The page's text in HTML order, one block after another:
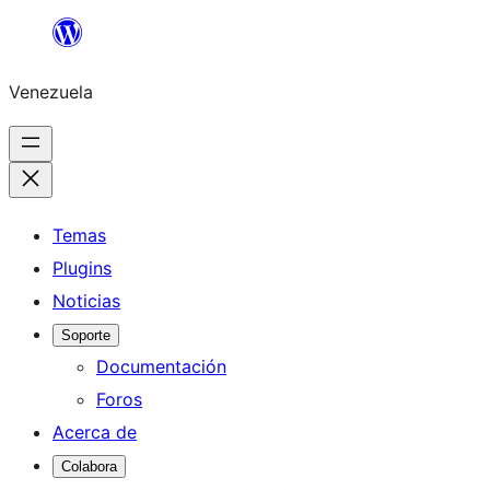
Saltar
contenido
Venezuela
Temas
Plugins
Noticias
Soporte
Documentación
Foros
Acerca de
Colabora